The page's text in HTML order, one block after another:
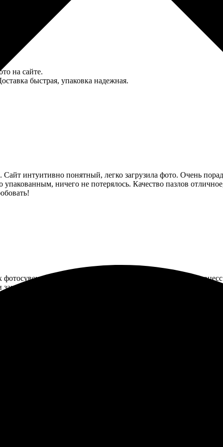
на сайте.
быстрая, упаковка надежная.
интуитивно понятный, легко загрузила фото. Очень
ничего не потерялось. Качество пазлов
Заказывала магнитные пазлы на заказ.
заказ, учли все мои пожелания. Доставка прошла точно в
пазлов. Всё прошло гладко: просто загрузил фото на
получились яркими и четкими, отличная работа.